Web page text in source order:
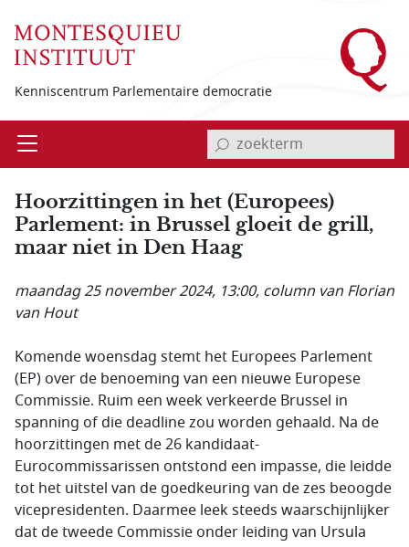
Kenniscentrum Parlementaire democratie
Open invoerveld zoekterm
Hoorzittingen in het (Europees)
Parlement: in Brussel gloeit de grill,
maar niet in Den Haag
maandag 25 november 2024, 13:00, column van Florian
van Hout
Komende woensdag stemt het Europees Parlement
(EP) over de benoeming van een nieuwe Europese
Commissie. Ruim een week verkeerde Brussel in
spanning of die deadline zou worden gehaald. Na de
hoorzittingen met de 26 kandidaat-
Eurocommissarissen ontstond een impasse, die leidde
tot het uitstel van de goedkeuring van de zes beoogde
vicepresidenten. Daarmee leek steeds waarschijnlijker
dat de tweede Commissie onder leiding van Ursula